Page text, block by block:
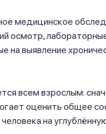
медицинское
осмотр,
на выявление
всем взрослым:
оценить общее
на